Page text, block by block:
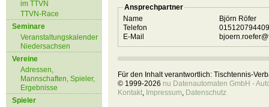
im TTVN
TTVN-Race
Seminare
Veranstaltungskalender
Niedersachsen
Vereine
Adressen,
Mannschaften, Spieler,
Ergebnisse
Spieler
Ansprechpartner
Name
Björn Röfer
Telefon
E-Mail
Für den Inhalt verantwortlich: Tischtennis-
© 1999-2026 nu Datenautomaten GmbH -
Kontakt, Impressum, Datenschutz